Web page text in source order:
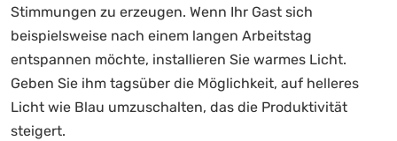
Stimmungen zu erzeugen. Wenn Ihr Gast sich
beispielsweise nach einem langen Arbeitstag
entspannen möchte, installieren Sie warmes Licht.
Geben Sie ihm tagsüber die Möglichkeit, auf helleres
Licht wie Blau umzuschalten, das die Produktivität
steigert.